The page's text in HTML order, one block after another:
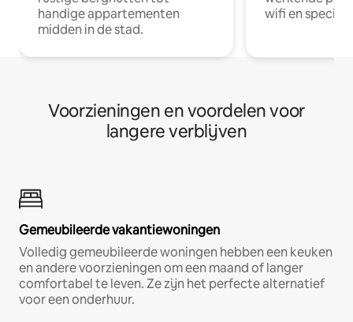
handige appartementen
midden in de stad.
wifi en
Voorzieningen en voordelen voor
langere verblijven
Gemeubileerde vakantiewoningen
Volledig gemeubileerde woningen hebben een keuken
en andere voorzieningen om een maand of langer
comfortabel te leven. Ze zijn het perfecte alternatief
voor een onderhuur.